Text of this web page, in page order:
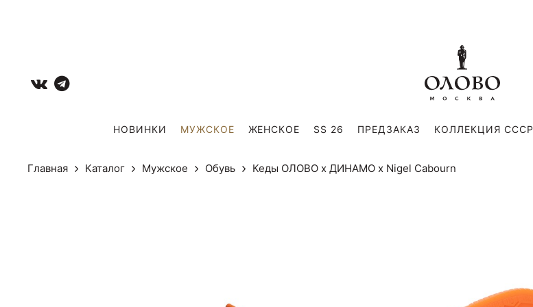
НОВИНКИ МУЖCКОЕ ЖЕНСКОЕ SS 26 ПРЕДЗАКАЗ КОЛЛЕКЦИЯ СССР
Главная Каталог Мужcкое Обувь Кеды ОЛОВО х ДИНАМО х Nigel Cabourn